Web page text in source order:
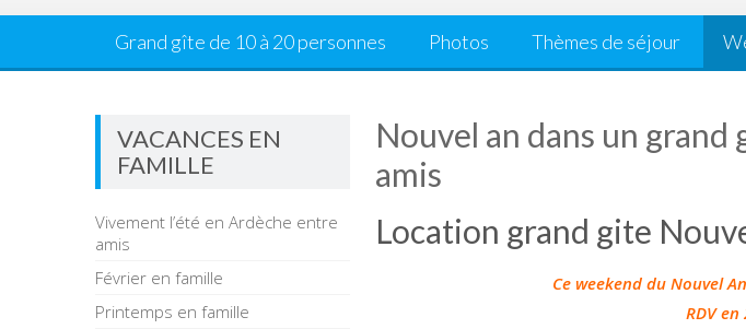
Grand gîte de 10 à 20 personnes Photos Thèmes de séjour
Nouvel an dans un
amis
Location grand gite
Ce weekend du Nouvel
RDV en
VACANCES EN
FAMILLE
Vivement l’été en Ardèche entre
amis
Février en famille
Printemps en famille